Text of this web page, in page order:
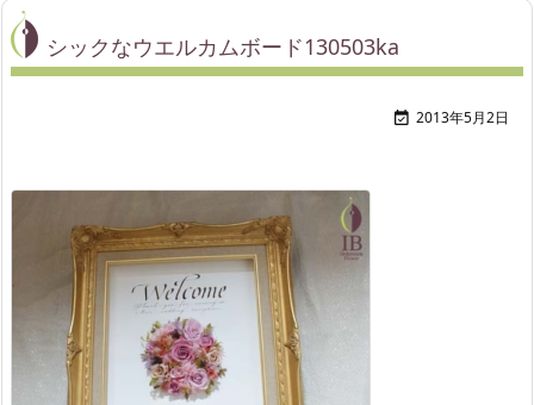
シックなウエルカムボード130503ka
 2013年5月2日